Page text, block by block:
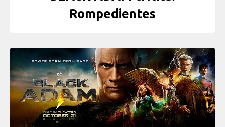
Rompedientes